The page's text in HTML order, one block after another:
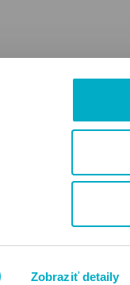
Zobraziť detaily